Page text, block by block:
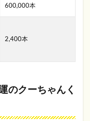
600,000本
2,400本
クーちゃんく